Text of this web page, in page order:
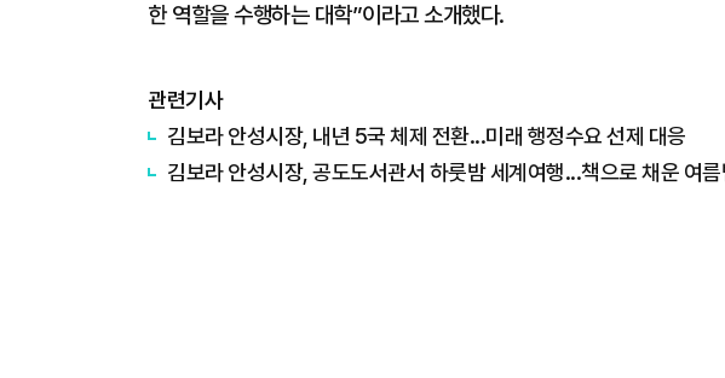
한 역할을 수행하는 대학”이라고 소개했다.
관련기사
김보라 안성시장, 내년 5국 체제 전환...미래 행정수요 선제 대응
김보라 안성시장, 공도도서관서 하룻밤 세계여행...책으로 채운 여